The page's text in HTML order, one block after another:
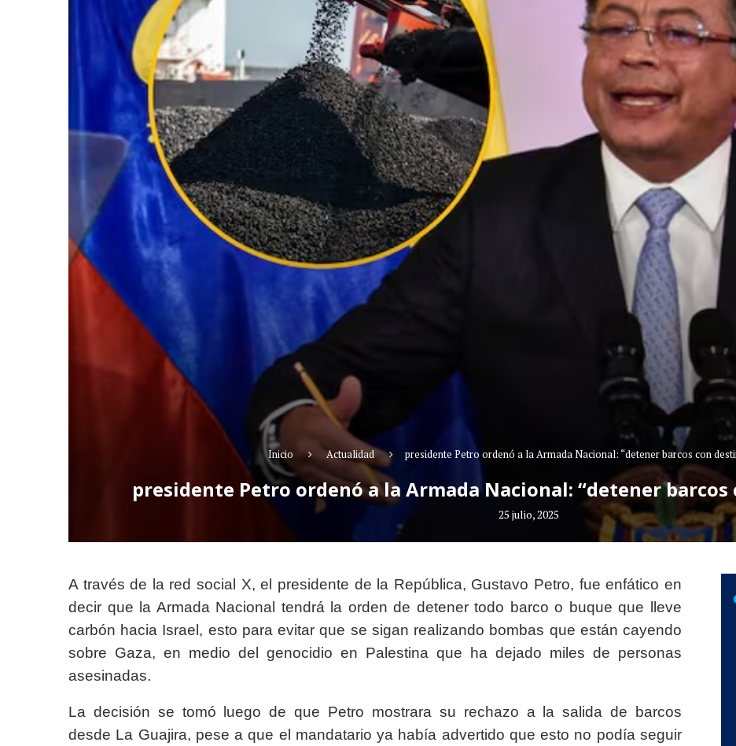
Inicio Actualidad presidente Petro ordenó a la Armada Nacional: “detener barcos con
presidente Petro ordenó a la Armada Nacional: “detener barcos
25 julio, 2025
A través de la red social X, el presidente de la República, Gustavo Petro, fue enfático en
decir que la Armada Nacional tendrá la orden de detener todo barco o buque que lleve
carbón hacia Israel, esto para evitar que se sigan realizando bombas que están cayendo
sobre Gaza, en medio del genocidio en Palestina que ha dejado miles de personas
asesinadas.
La decisión se tomó luego de que Petro mostrara su rechazo a la salida de barcos
desde La Guajira, pese a que el mandatario ya había advertido que esto no podía seguir